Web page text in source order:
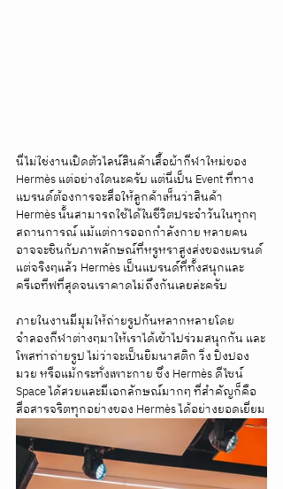
นี่ไม่ใช่งานเปิดตัวไลน์สินค้าเสื้อผ้ากีฬาใหม่ของ
Hermès แต่อย่างใดนะครับ แต่นี่เป็น Event ที่ทาง
แบรนด์ต้องการจะสื่อให้ลูกค้าเห็นว่าสินค้า
Hermès นั้นสามารถใช้ได้ในชีวิตประจำวันในทุกๆ
สถานการณ์ แม้แต่การออกกำลังกาย หลายคน
อาจจะชินกับภาพลักษณ์ที่หรูหราสูงส่งของแบรนด์
แต่จริงๆแล้ว Hermès เป็นแบรนด์ที่ทั้งสนุกและ
ครีเอทีฟที่สุดจนเราคาดไม่ถึงกันเลยล่ะครับ
ภายในงานมีมุมให้ถ่ายรูปกันหลากหลายโดย
จำลองกีฬาต่างๆมาให้เราได้เข้าไปร่วมสนุกกัน และ
โพสท่าถ่ายรูป ไม่ว่าจะเป็นยิมนาสติก วิ่ง ปิงปอง
มวย หรือแม้กระทั่งเพาะกาย ซึ่ง Hermès ดีไซน์
Space ได้สวยและมีเอกลักษณ์มากๆ ที่สำคัญก็คือ
สื่อสารจริตทุกอย่างของ Hermès ได้อย่างยอดเยี่ยม